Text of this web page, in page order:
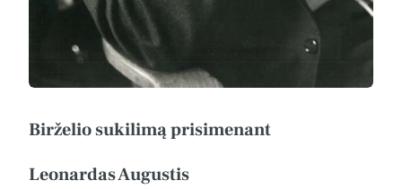
Birželio sukilimą prisimenant
Leonardas Augustis